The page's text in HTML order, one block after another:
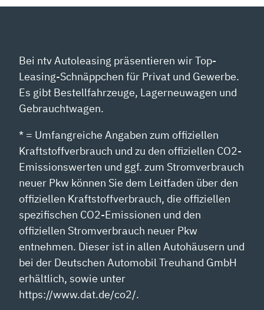
Bei ntv Autoleasing präsentieren wir Top-
Leasing-Schnäppchen für Privat und Gewerbe.
Es gibt Bestellfahrzeuge, Lagerneuwagen und
Gebrauchtwagen.
* = Umfangreiche Angaben zum offiziellen
Kraftstoffverbrauch und zu den offiziellen CO2-
Emissionswerten und ggf. zum Stromverbrauch
neuer Pkw können Sie dem Leitfaden über den
offiziellen Kraftstoffverbrauch, die offiziellen
spezifischen CO2-Emissionen und den
offiziellen Stromverbrauch neuer Pkw
entnehmen. Dieser ist in allen Autohäusern und
bei der Deutschen Automobil Treuhand GmbH
erhältlich, sowie unter
https://www.dat.de/co2/.